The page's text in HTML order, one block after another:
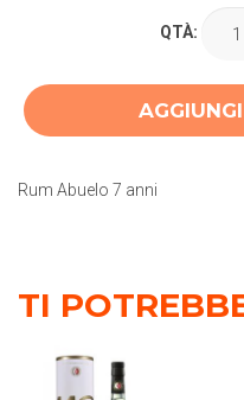
QTÀ:
Rum Abuelo 7 anni
TI